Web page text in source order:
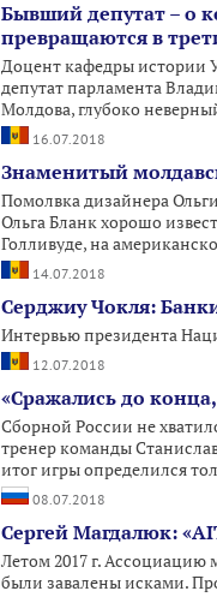
Бывший депутат – о
превращаются в
Доцент кафедры истории
депутат парламента
Молдова, глубоко
16.07.2018
Знаменитый
Помолвка дизайнера
Ольга Бланк хорошо
Голливуде, на
14.07.2018
Серджиу Чокля:
Интервью президента
12.07.2018
«Сражались до
Сборной России не
тренер команды
итог игры определился
08.07.2018
Сергей Магдалюк:
Летом 2017 г.
были завалены исками.